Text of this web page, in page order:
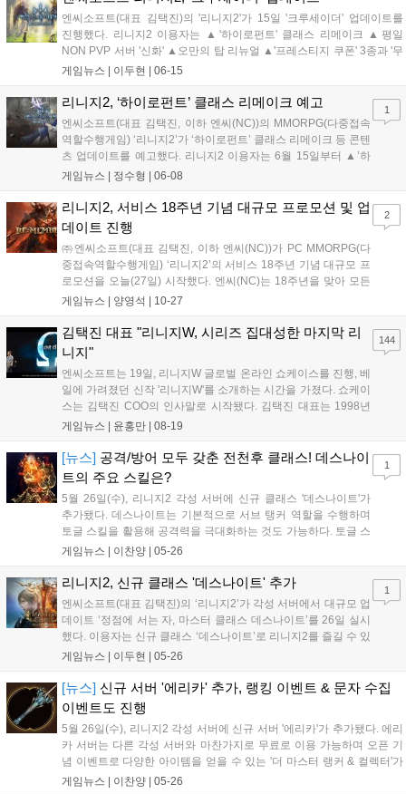
엔씨소프트(대표 김택진)의 '리니지2'가 15일 '크루세이더' 업데이트를
진행했다. 리니지2 이용자는 ▲'하이로펀트' 클래스 리메이크 ▲평일
NON PVP 서버 '신화' ▲오만의 탑 리뉴얼 ▲'프레스티지 쿠폰' 3종과 '무
한의 은총 룬' ▲6월 '이달의 선물' 이벤트로 받는 '블랙 쿠폰' 등 다양한 콘
게임뉴스 | 이두현 06-15
리니지2, ‘하이로펀트’ 클래스 리메이크 예고
엔씨소프트(대표 김택진, 이하 엔씨(NC))의 MMORPG(다중접속
역할수행게임) ‘리니지2’가 ‘하이로펀트’ 클래스 리메이크 등 콘텐
츠 업데이트를 예고했다. 리니지2 이용자는 6월 15일부터 ▲’하
이로펀트’ 클래스 리메이크 ▲평일 NON PVP 서버 ‘신화’ ▲프레
용도 순차적으로 공개할 예정이...
게임뉴스 | 정수형 06-08
1
리니지2, 서비스 18주년 기념 대규모 프로모션 및 업
데이트 진행
㈜엔씨소프트(대표 김택진, 이하 엔씨(NC))가 PC MMORPG(다
중접속역할수행게임) ‘리니지2’의 서비스 18주년 기념 대규모 프
로모션을 오늘(27일) 시작했다. 엔씨(NC)는 18주년을 맞아 모든
리니지2 이용자에게 ‘블랙 쿠폰’을 두 개씩 선물한다. 이용자는
일부터 10월 13...
게임뉴스 | 양영석 10-27
2
김택진 대표 "리니지W, 시리즈 집대성한 마지막 리
니지"
엔씨소프트는 19일, 리니지W 글로벌 온라인 쇼케이스를 진행, 베
일에 가려졌던 신작 '리니지W'를 소개하는 시간을 가졌다. 쇼케이
스는 김택진 COO의 인사말로 시작됐다. 김택진 대표는 1998년
리니지가 첫선을 보이고 24년이 흘렀다며, 그간 리니지2, 리니지
대한민국 MMORPG의 역사를 상징...
게임뉴스 | 윤홍만 08-19
144
[뉴스] 공격/방어 모두 갖춘 전천후 클래스! 데스나이
트의 주요 스킬은?
5월 26일(수), 리니지2 각성 서버에 신규 클래스 '데스나이트'가
추가됐다. 데스나이트는 기본적으로 서브 탱커 역할을 수행하며
토글 스킬을 활용해 공격력을 극대화하는 것도 가능하다. 토글 스
킬은 이퀄리브리엄 오라와 레이지 오라가 있다. 두 스킬 중...
게임뉴스 | 이찬양 05-26
1
리니지2, 신규 클래스 '데스나이트' 추가
엔씨소프트(대표 김택진)의 ‘리니지2’가 각성 서버에서 대규모 업
데이트 ‘정점에 서는 자, 마스터 클래스 데스나이트’를 26일 실시
했다. 이용자는 신규 클래스 ‘데스나이트’로 리니지2를 즐길 수 있
다. ‘데스나...
게임뉴스 | 이두현 05-26
1
[뉴스] 신규 서버 '에리카' 추가, 랭킹 이벤트 & 문자 수집
이벤트도 진행
5월 26일(수), 리니지2 각성 서버에 신규 서버 '에리카'가 추가됐다. 에리
카 서버는 다른 각성 서버와 마찬가지로 무료로 이용 가능하며 오픈 기
념 이벤트로 다양한 아이템을 얻을 수 있는 '더 마스터 랭커 & 컬렉터'가
진행된다. 에리카 서버의 주요...
게임뉴스 | 이찬양 05-26